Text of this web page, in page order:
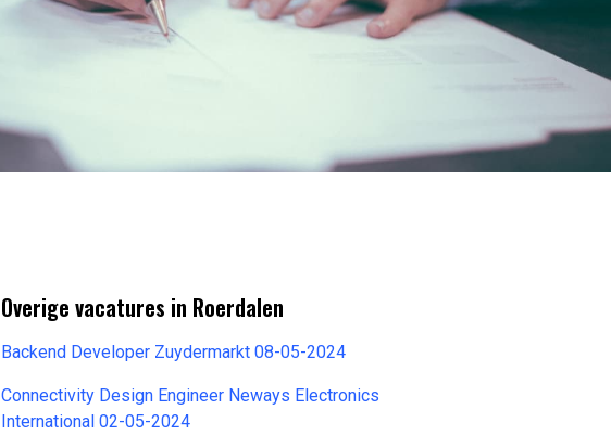
Overige vacatures in Roerdalen
Backend Developer Zuydermarkt 08-05-2024
Connectivity Design Engineer Neways Electronics
International 02-05-2024